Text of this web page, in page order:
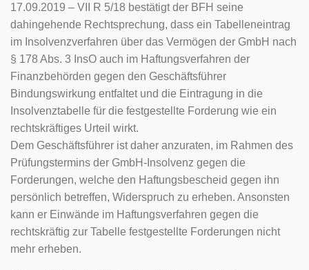
17.09.2019 – VII R 5/18 bestätigt der BFH seine
dahingehende Rechtsprechung, dass ein Tabelleneintrag
im Insolvenzverfahren über das Vermögen der GmbH nach
§ 178 Abs. 3 InsO auch im Haftungsverfahren der
Finanzbehörden gegen den Geschäftsführer
Bindungswirkung entfaltet und die Eintragung in die
Insolvenztabelle für die festgestellte Forderung wie ein
rechtskräftiges Urteil wirkt.
Dem Geschäftsführer ist daher anzuraten, im Rahmen des
Prüfungstermins der GmbH-Insolvenz gegen die
Forderungen, welche den Haftungsbescheid gegen ihn
persönlich betreffen, Widerspruch zu erheben. Ansonsten
kann er Einwände im Haftungsverfahren gegen die
rechtskräftig zur Tabelle festgestellte Forderungen nicht
mehr erheben.